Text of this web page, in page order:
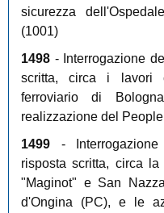
sicurezza
(1001)
1498- Interrogazione
scritta, circa i lavori
ferroviario di
realizzazione del
1499- Interrogazione
risposta scritta, circa
"Maginot" e San
d'Ongina (PC), e le